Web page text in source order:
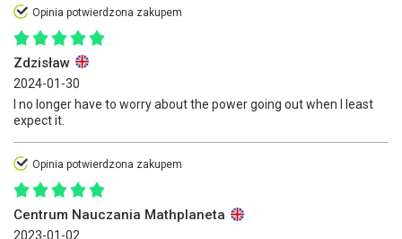
Opinia potwierdzona zakupem
Zdzisław
2024-01-30
I no longer have to worry about the power going out when I least
expect it.
Opinia potwierdzona zakupem
Centrum Nauczania Mathplaneta
2023-01-02